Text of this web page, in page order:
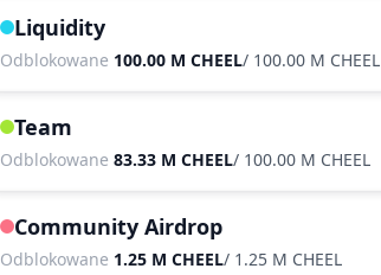
Liquidity
Odblokowane 100.00 M CHEEL/ 100.00 M CHEEL
Team
Odblokowane 83.33 M CHEEL/ 100.00 M CHEEL
Community Airdrop
Odblokowane 1.25 M CHEEL/ 1.25 M CHEEL